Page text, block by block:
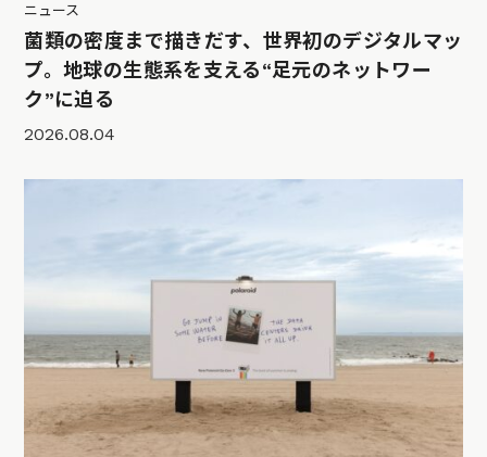
ニュース
菌類の密度まで描きだす、世界初のデジタルマッ
プ。地球の生態系を支える“足元のネットワー
ク”に迫る
2026.08.04